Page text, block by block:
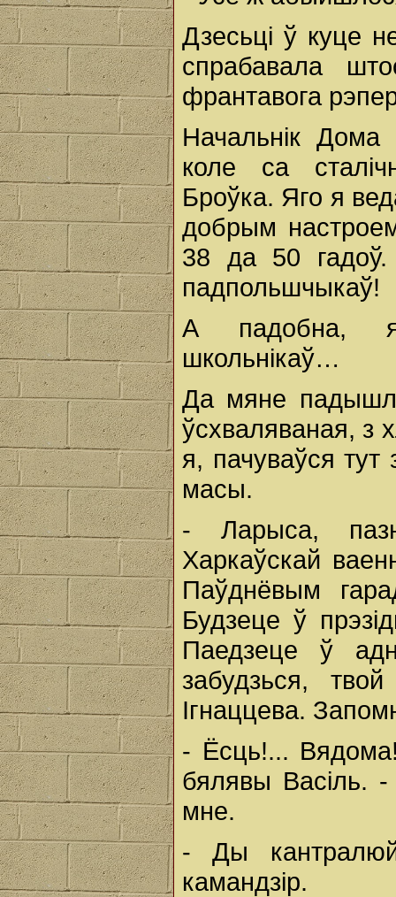
Дзесьці ў куце
спрабавала
франтавога
Начальнік Дома
коле са
Броўка. Яго я
добрым
38 да 50 гадоў.
падпольшчыкаў!
А падобна, я
школьнікаў…
Да мяне
ўсхваляваная, з
я, пачуваўся
масы.
- Ларыса,
Харкаўскай
Паўднёвым
Будзеце ў
Паедзеце ў
забудзься,
Ігнаццева.
- Ёсць!... Вядома!
бялявы Васіль.
мне.
- Ды
камандзір.